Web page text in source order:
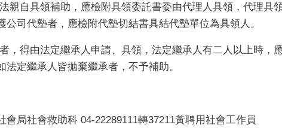
親自具領補助，應檢附具領委託書委由代理人具領，代理具
公司代墊者，應檢附代墊切結書具結代墊單位為具領人。
，得由法定繼承人申請、具領，法定繼承人有二人以上時，
法定繼承人皆拋棄繼承者，不予補助。
會局社會救助科 04-22289111轉37211黃聘用社會工作員